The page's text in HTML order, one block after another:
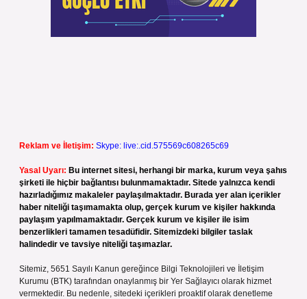
Reklam ve İletişim: Skype: live:.cid.575569c608265c69
Yasal Uyarı: Bu internet sitesi, herhangi bir marka, kurum veya şahıs
şirketi ile hiçbir bağlantısı bulunmamaktadır. Sitede yalnızca kendi
hazırladığımız makaleler paylaşılmaktadır. Burada yer alan içerikler
haber niteliği taşımamakta olup, gerçek kurum ve kişiler hakkında
paylaşım yapılmamaktadır. Gerçek kurum ve kişiler ile isim
benzerlikleri tamamen tesadüfidir. Sitemizdeki bilgiler taslak
halindedir ve tavsiye niteliği taşımazlar.
Sitemiz, 5651 Sayılı Kanun gereğince Bilgi Teknolojileri ve İletişim
Kurumu (BTK) tarafından onaylanmış bir Yer Sağlayıcı olarak hizmet
vermektedir. Bu nedenle, sitedeki içerikleri proaktif olarak denetleme